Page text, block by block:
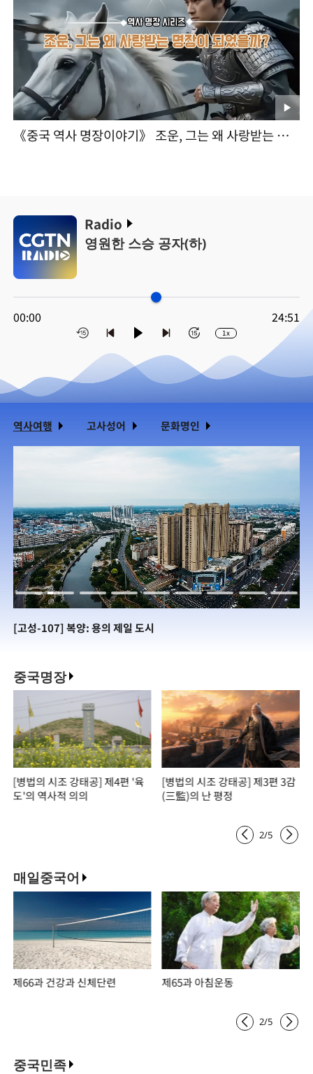
《중국 역사 명장이야기》 조운, 그는 왜 사랑받는 명
Radio
영원한 스승 공자(하)
00:00 24:51
1x
역사여행 고사성어 문화명인
[고성-107] 복양: 용의 제일 도시
중국명장
[병법의 시조 강태공] 제4편 '육
도'의 역사적 의의
[병법의 시조 강태공] 제3편 3감
(三監)의 난 평정
2/5
매일중국어
제66과 건강과 신체단련 제65과 아침운동
2/5
중국민족